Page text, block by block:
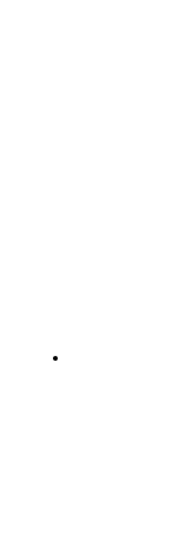
Kontak